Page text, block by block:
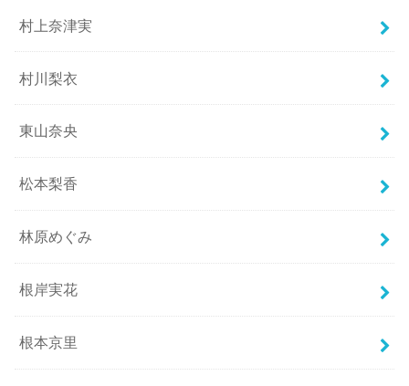
村上奈津実
村川梨衣
東山奈央
松本梨香
林原めぐみ
根岸実花
根本京里